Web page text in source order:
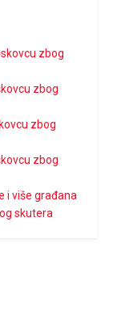
zbog
zbog
zbog
zbog
i više građana
skutera